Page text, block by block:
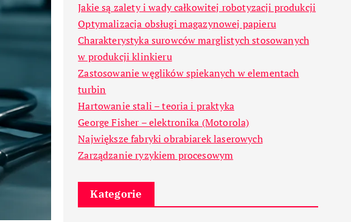
Jakie są zalety i wady całkowitej robotyzacji produkcji
Optymalizacja obsługi magazynowej papieru
Charakterystyka surowców marglistych stosowanych
w produkcji klinkieru
Zastosowanie węglików spiekanych w elementach
turbin
Hartowanie stali – teoria i praktyka
George Fisher – elektronika (Motorola)
Największe fabryki obrabiarek laserowych
Zarządzanie ryzykiem procesowym
Kategorie